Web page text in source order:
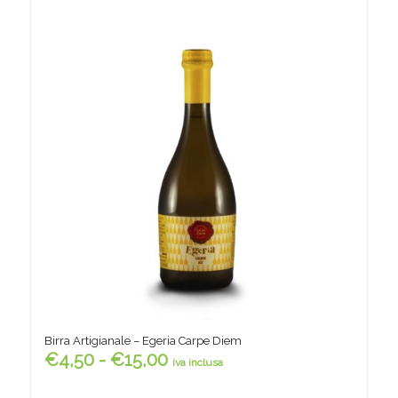
Birra Artigianale – Egeria Carpe Diem
€4,50 - €15,00Fascia
iva inclusa